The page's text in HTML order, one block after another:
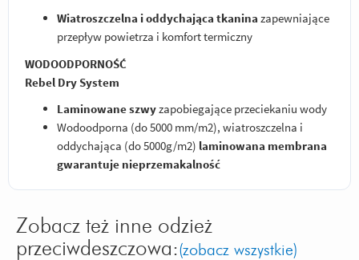
Wiatroszczelna i oddychająca tkanina zapewniające
przepływ powietrza i komfort termiczny
WODOODPORNOŚĆ
Rebel Dry System
Laminowane szwyzapobiegające przeciekaniu wody
Wodoodporna (do 5000 mm/m2), wiatroszczelna i
oddychająca (do 5000g/m2) laminowana membrana
gwarantuje nieprzemakalność
Zobacz też inne odzież
przeciwdeszczowa:(zobacz wszystkie)